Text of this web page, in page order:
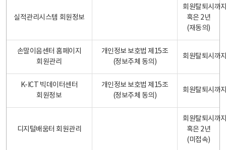
실적관리시스템 회원정보
회원탈퇴시까
혹은 2년
(재동의)
손말이음센터 홈페이지
회원관리
개인정보 보호법 제15조
(정보주체 동의)
회원탈퇴시까
K-ICT 빅데이터센터
회원정보
개인정보 보호법 제15조
(정보주체 동의)
회원탈퇴시까
디지털배움터 회원관리
회원탈퇴시까
혹은 2년
(미접속)